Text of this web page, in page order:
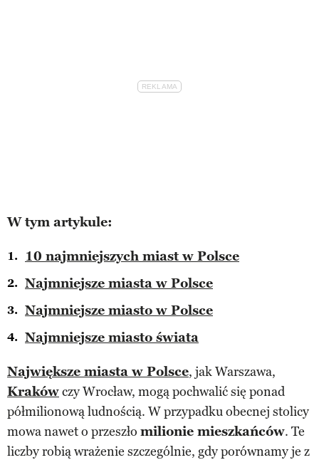
W tym artykule:
10 najmniejszych miast w Polsce
Najmniejsze miasta w Polsce
Najmniejsze miasto w Polsce
Najmniejsze miasto świata
Największe miasta w Polsce, jak Warszawa,
Krakówczy Wrocław, mogą pochwalić się ponad
półmilionową ludnością. W przypadku obecnej stolicy
mowa nawet o przeszło milionie mieszkańców. Te
liczby robią wrażenie szczególnie, gdy porównamy je z